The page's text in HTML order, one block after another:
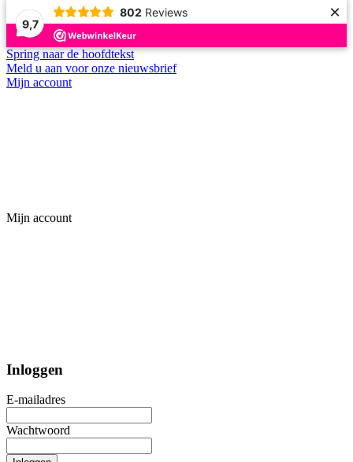
9,7
802 Reviews ×
Spring naar de hoofdtekst
Meld u aan voor onze nieuwsbrief
Mijn account
Mijn account
Inloggen
E-mailadres
Wachtwoord